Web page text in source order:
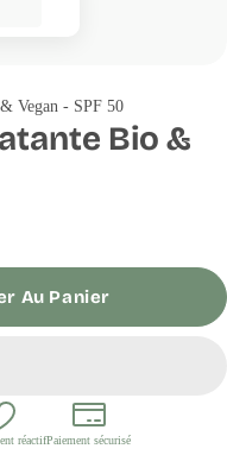
Vegan - SPF 50
Bio &
Au Panier
réactifPaiement sécurisé